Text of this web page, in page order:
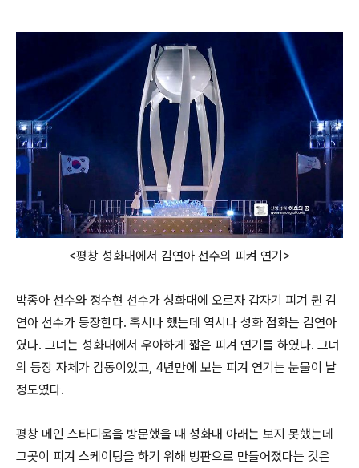
<평창 성화대에서 김연아 선수의 피켜 연기>
박종아 선수와 정수현 선수가 성화대에 오르자 갑자기 피겨 퀸 김
연아 선수가 등장한다. 혹시나 했는데 역시나 성화 점화는 김연아
였다. 그녀는 성화대에서 우아하게 짧은 피겨 연기를 하였다. 그녀
의 등장 자체가 감동이었고, 4년만에 보는 피겨 연기는 눈물이 날
정도였다.
평창 메인 스타디움을 방문했을 때 성화대 아래는 보지 못했는데
그곳이 피겨 스케이팅을 하기 위해 빙판으로 만들어졌다는 것은